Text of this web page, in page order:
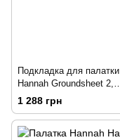
Подкладка для палатки
Hannah Groundsheet 2,
graphite
1 288 грн